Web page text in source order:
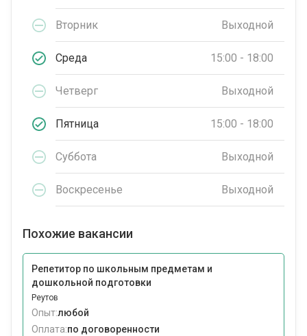
Вторник Выходной
Среда 15:00 - 18:00
Четверг Выходной
Пятница 15:00 - 18:00
Суббота Выходной
Воскресенье Выходной
Похожие вакансии
Репетитор по школьным предметам и
дошкольной подготовки
Реутов
Опыт:любой
Оплата:по договоренности